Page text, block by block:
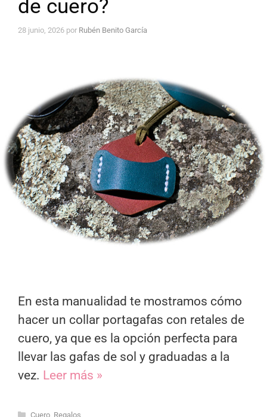
de cuero?
28 junio, 2026 por Rubén Benito García
En esta manualidad te mostramos cómo
hacer un collar portagafas con retales de
cuero, ya que es la opción perfecta para
llevar las gafas de sol y graduadas a la
vez. Leer más »
Categorías
Cuero, Regalos